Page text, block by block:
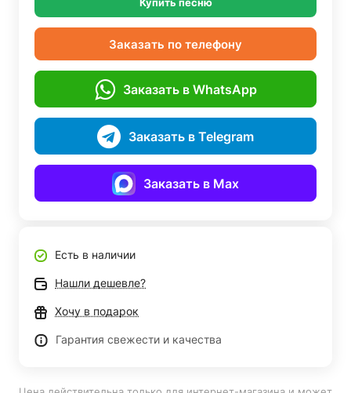
Заказать по телефону
Заказать в WhatsApp
Заказать в Telegram
Заказать в Max
Есть в наличии
Нашли дешевле?
Хочу в подарок
Гарантия свежести и качества